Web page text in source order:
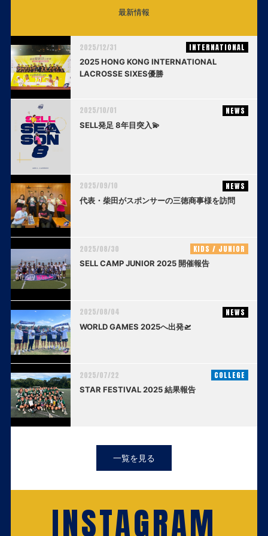
最新情報
2025/12/31 INTERNATIONAL
2025 HONG KONG INTERNATIONAL
LACROSSE SIXES優勝
2025/10/01 NEWS
SELL発足 8年目突入💫
2025/09/10 NEWS
代表・柴田がスポンサーの三徳商事様を訪問
2025/08/30 KIDS / JUNIOR
SELL CAMP JUNIOR 2025 開催報告
2025/08/04 NEWS
WORLD GAMES 2025へ出発🛫
2025/07/22 COLLEGE
STAR FESTIVAL 2025 結果報告
一覧を見る
INSTAGRAM